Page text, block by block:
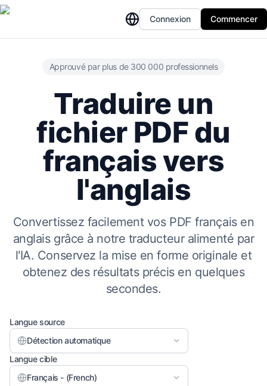
Connexion Commencer
Approuvé par plus de 300 000 professionnels
Traduire un
fichier PDF du
français vers
l'anglais
Convertissez facilement vos PDF français en
anglais grâce à notre traducteur alimenté par
l'IA. Conservez la mise en forme originale et
obtenez des résultats précis en quelques
secondes.
Langue source
Détection automatique
Langue cible
Français - (French)